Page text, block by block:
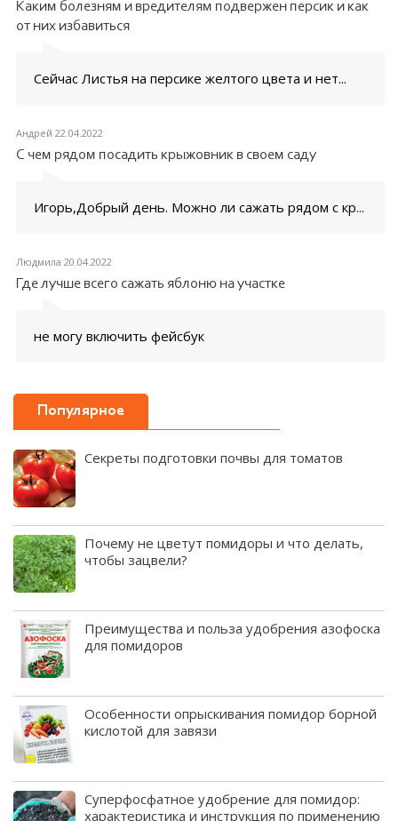
Каким болезням и вредителям подвержен персик и как
от них избавиться
Сейчас Листья на персике желтого цвета и нет...
Андрей 22.04.2022
С чем рядом посадить крыжовник в своем саду
Игорь,Добрый день. Можно ли сажать рядом с кр...
Людмила 20.04.2022
Где лучше всего сажать яблоню на участке
не могу включить фейсбук
Популярное
Секреты подготовки почвы для томатов
Почему не цветут помидоры и что делать,
чтобы зацвели?
Преимущества и польза удобрения азофоска
для помидоров
Особенности опрыскивания помидор борной
кислотой для завязи
Суперфосфатное удобрение для помидор:
характеристика и инструкция по применению